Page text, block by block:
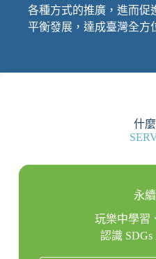
各種方式的推廣，進而促
平衡發展，達成臺灣全方
什
永
玩樂中學習
認識